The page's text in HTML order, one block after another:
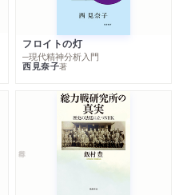
フロイトの灯
─現代精神分析入門
西見奈子著